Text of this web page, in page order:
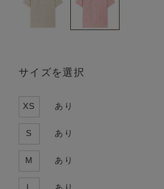
サイズを選択
XS あり
S あり
M あり